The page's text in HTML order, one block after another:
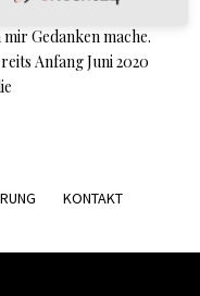
ist ein Podcast über
Gedanken mache.
Anfang Juni 2020
KONTAKT